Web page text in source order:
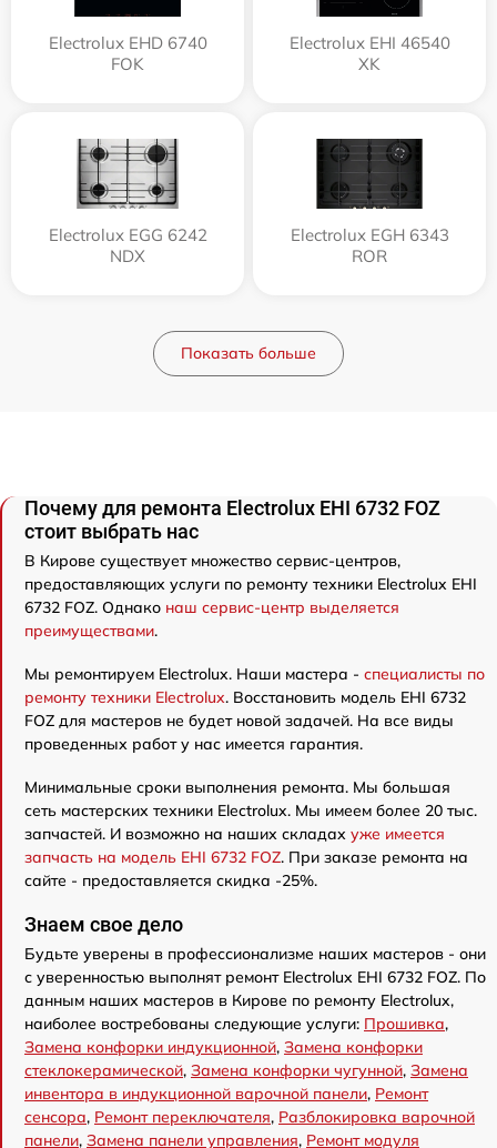
Electrolux EHD 6740
FOK
Electrolux EHI 46540
XK
Electrolux EGG 6242
NDX
Electrolux EGH 6343
ROR
Показать больше
Почему для ремонта Electrolux EHI 6732 FOZ
стоит выбрать нас
В Кирове существует множество сервис-центров,
предоставляющих услуги по ремонту техники Electrolux EHI
6732 FOZ. Однако наш сервис-центр выделяется
преимуществами.
Мы ремонтируем Electrolux. Наши мастера - специалисты по
ремонту техники Electrolux. Восстановить модель EHI 6732
FOZ для мастеров не будет новой задачей. На все виды
проведенных работ у нас имеется гарантия.
Минимальные сроки выполнения ремонта. Мы большая
сеть мастерских техники Electrolux. Мы имеем более 20 тыс.
запчастей. И возможно на наших складах уже имеется
запчасть на модель EHI 6732 FOZ. При заказе ремонта на
сайте - предоставляется скидка -25%.
Знаем свое дело
Будьте уверены в профессионализме наших мастеров - они
с уверенностью выполнят ремонт Electrolux EHI 6732 FOZ. По
данным наших мастеров в Кирове по ремонту Electrolux,
наиболее востребованы следующие услуги: Прошивка,
Замена конфорки индукционной, Замена конфорки
стеклокерамической, Замена конфорки чугунной, Замена
инвентора в индукционной варочной панели, Ремонт
сенсора, Ремонт переключателя, Разблокировка варочной
панели, Замена панели управления, Ремонт модуля